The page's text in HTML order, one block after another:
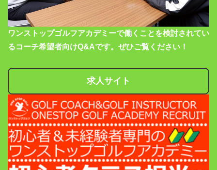
ワンストップゴルフアカデミーで働くことを検討されてい
るコーチ希望者向けQ&Aです。ぜひご覧ください！
求人サイト